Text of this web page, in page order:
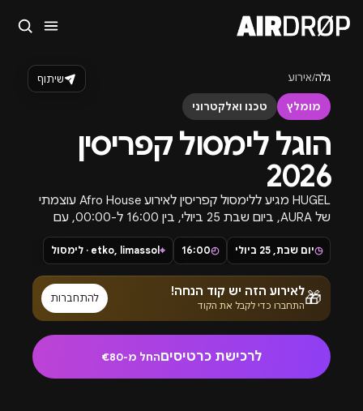
גלה/אירוע
מומלץ טכנו ואלקטרוני
הוגל לימסול קפריסין
2026
HUGEL מגיע ללימסול קפריסין לאירוע Afro House עוצמתי
של AURA, ביום שבת 25 ביולי, בין 16:00 ל-00:00, עם
סאונד לטיני, שבטי ועמוק באווירת קיץ ים-תיכונית.
◷יום שבת, 25 ביולי ◴
16:00
⌖ etko, limassol · לימסול
🎁לאירוע הזה יש קוד הנחה!
התחברו כדי לקבל את הקוד
להתחברות
לרכישת כרטיסיםהחל מ-€80
שיתוף
סגור
מה מחפשים?
🎪 פסטיבלים מועדונים
טיפ: אפשר להקליד שם אומן, עיר, תאריך או שם חג.